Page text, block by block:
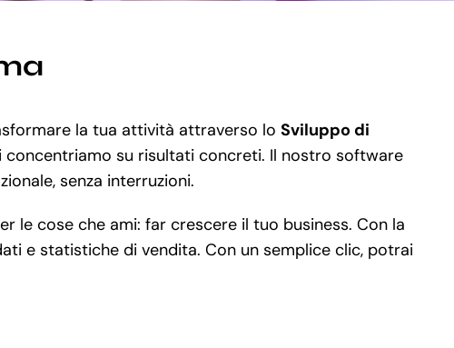
la tua attività attraverso lo Sviluppo di
concentriamo su risultati concreti. Il nostro software
senza interruzioni.
le cose che ami: far crescere il tuo business. Con la
e statistiche di vendita. Con un semplice clic, potrai